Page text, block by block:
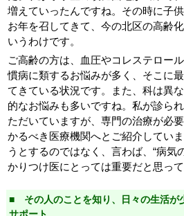
増えていったんですね。その時に子
お年を召してきて、今の北区の高齢
いうわけです。
ご高齢の方は、血圧やコレステロー
慣病に類するお悩みが多く、そこに
てきている状況です。また、科は異
的なお悩みも多いですね。私が診ら
ただいていますが、専門の治療が必
かるべき医療機関へとご紹介してい
うとするのではなく、言わば、“病気
かりつけ医にとっては重要だと思って
■ その人のことを知り、日々の生活が